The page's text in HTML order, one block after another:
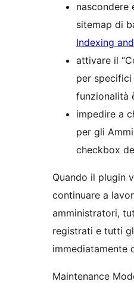
nascondere
sitemap di
Indexing
attivare il
per
funzionalità
impedire a
per gli
checkbox
Quando il plugin
continuare a
amministratori,
registrati e tutti
immediatamente
Maintenance